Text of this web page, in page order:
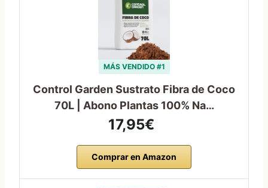
MÁS VENDIDO #1
Control Garden Sustrato Fibra de Coco
70L | Abono Plantas 100% Na…
17,95€
Comprar en Amazon